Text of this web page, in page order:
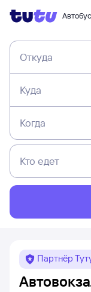
Откуда
Куда
Когда
Кто едет
Партнёр